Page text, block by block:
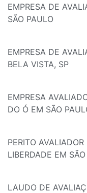
EMPRESA DE
SÃO PAULO
EMPRESA DE
BELA VISTA, SP
EMPRESA
DO Ó EM SÃO
PERITO
LIBERDADE EM
LAUDO DE